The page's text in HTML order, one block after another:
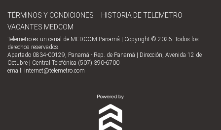
TÉRMINOS Y CONDICIONES
HISTORIA DE TELEMETRO
VACANTES MEDCOM
Telemetro es un canal de MEDCOM Panamá | Copyright © 2026. Todos los
derechos reservados.
Apartado 0834-00129, Panamá - Rep. de Panamá | Dirección, Avenida 12 de
Octubre | Central Telefónica (507) 390-6700
email: internet@telemetro.com